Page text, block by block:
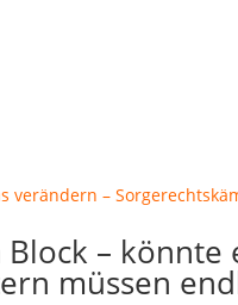
–
müssen